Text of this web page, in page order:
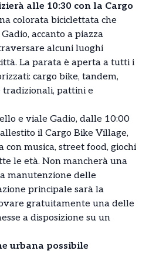
alle 10:30 con la Cargo
colorata biciclettata che
accanto a piazza
alcuni luoghi
La parata è aperta a tutti i
cargo bike, tandem,
tradizionali, pattini e
e viale Gadio, dalle 10:00
il Cargo Bike Village,
con musica, street food, giochi
le età. Non mancherà una
manutenzione delle
principale sarà la
gratuitamente una delle
a disposizione su un
urbana possibile